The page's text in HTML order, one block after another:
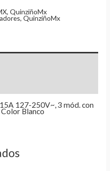
, QuinziñoMx
, QuinziñoMx
127-250V~, 3 mód. con
Blanco